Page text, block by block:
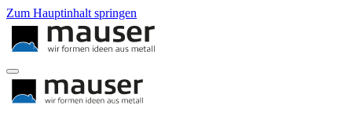
Zum Hauptinhalt springen